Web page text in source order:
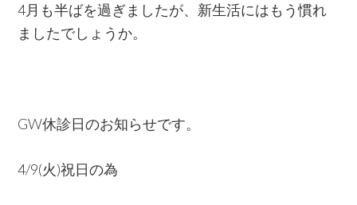
4月も半ばを過ぎましたが、新生活にはもう慣れ
ましたでしょうか。
GW休診日のお知らせです。
4/9(火)祝日の為